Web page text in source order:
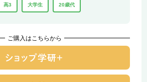
高3 大学生 20歳代
ご購入はこちらから